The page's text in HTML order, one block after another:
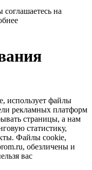
на
использует файлы
рекламных платформ
страницы, а нам
статистику,
Файлы сookie,
обезличены и
вас